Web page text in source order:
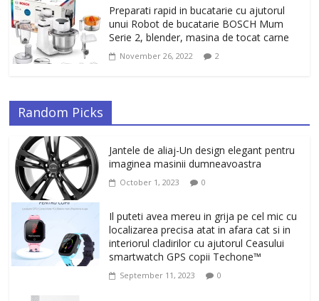
Preparati rapid in bucatarie cu ajutorul
unui Robot de bucatarie BOSCH Mum
Serie 2, blender, masina de tocat carne
November 26, 2022 2
Random Picks
Jantele de aliaj-Un design elegant pentru
imaginea masinii dumneavoastra
October 1, 2023 0
Il puteti avea mereu in grija pe cel mic cu
localizarea precisa atat in afara cat si in
interiorul cladirilor cu ajutorul Ceasului
smartwatch GPS copii Techone™
September 11, 2023 0